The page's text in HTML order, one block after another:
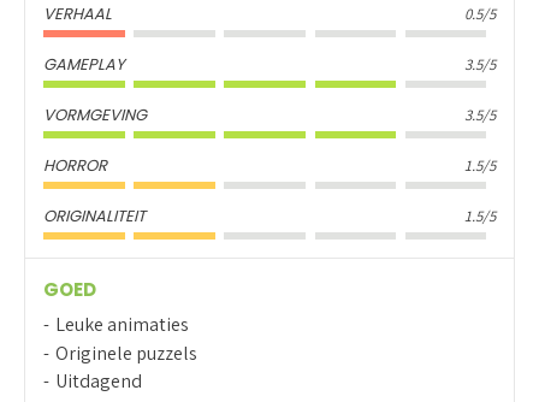
VERHAAL 0.5/5
GAMEPLAY 3.5/5
VORMGEVING 3.5/5
HORROR 1.5/5
ORIGINALITEIT 1.5/5
GOED
Leuke animaties
Originele puzzels
Uitdagend